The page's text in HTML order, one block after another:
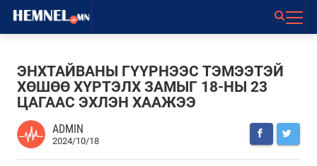
ЭНХТАЙВАНЫ ГҮҮРНЭЭС ТЭМЭЭТЭЙ
ХӨШӨӨ ХҮРТЭЛХ ЗАМЫГ 18-НЫ 23
ЦАГААС ЭХЛЭН ХААЖЭЭ
ADMIN
2024/10/18